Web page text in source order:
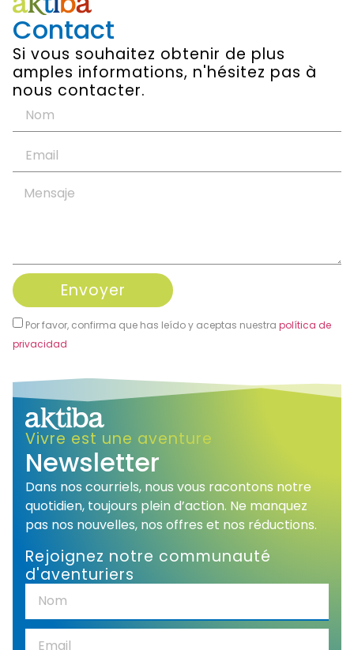
Vivre est une aventure
Newsletter
Dans nos courriels, nous vous racontons notre
quotidien, toujours plein d’action. Ne manquez
pas nos nouvelles, nos offres et nos réductions.
Rejoignez notre communauté
d'aventuriers
Contact
Si vous souhaitez obtenir de plus
amples informations, n'hésitez pas à
nous contacter.
Por favor, confirma que has leído y aceptas nuestra política de
privacidad
Envoyer